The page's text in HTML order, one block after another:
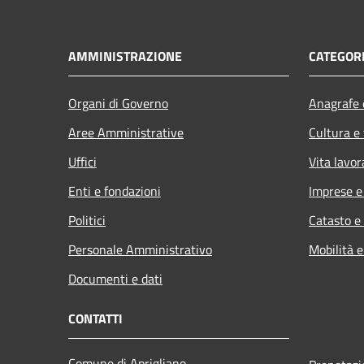
AMMINISTRAZIONE
Organi di Governo
Aree Amministrative
Uffici
Enti e fondazioni
Politici
Personale Amministrativo
Documenti e dati
Cultura
Vita
Imprese
Catasto
Mobilità
CONTATTI